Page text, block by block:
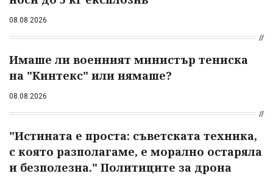
08.08.2026
Имаше ли военният министър тениска
на "Кинтекс" или нямаше?
08.08.2026
"Истината е проста: съветската техника,
с която разполагаме, е морално остаряла
и безполезна." Политиците за дрона